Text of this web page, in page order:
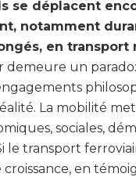
se déplacent
notamment
en transport
demeure un
La mobilité
sociales,
le transport
en